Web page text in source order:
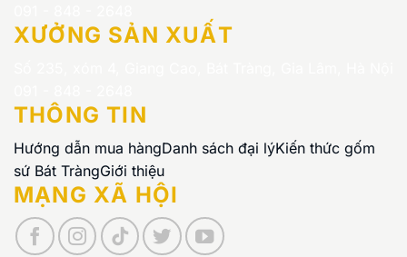
XƯỞNG SẢN XUẤT
THÔNG TIN
Hướng dẫn mua hàngDanh sách đại lýKiến thức gốm
sứ Bát TràngGiới thiệu
MẠNG XÃ HỘI